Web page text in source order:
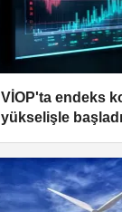
VİOP'ta endeks
yükselişle başladı